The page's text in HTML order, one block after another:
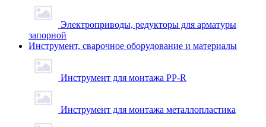
Электроприводы, редукторы для арматуры
запорной
Инструмент, сварочное оборудование и материалы
Инструмент для монтажа PP-R
Инструмент для монтажа металлопластика